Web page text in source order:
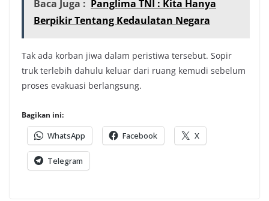
Baca Juga : Panglima TNI : Kita Hanya
Berpikir Tentang Kedaulatan Negara
Tak ada korban jiwa dalam peristiwa tersebut. Sopir
truk terlebih dahulu keluar dari ruang kemudi sebelum
proses evakuasi berlangsung.
Bagikan ini:
WhatsApp Facebook X
Telegram